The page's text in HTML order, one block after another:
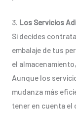
3. Los Servicios
Si decides
embalaje de tus
el
Aunque los
mudanza más
tener en cuenta el